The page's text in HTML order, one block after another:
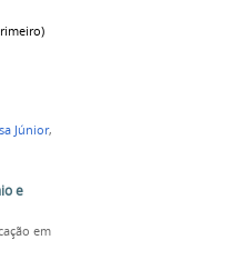
Shop
Júnior,
e
em